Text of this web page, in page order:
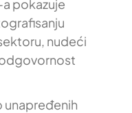
pokazuje
nudeći
unapređenih